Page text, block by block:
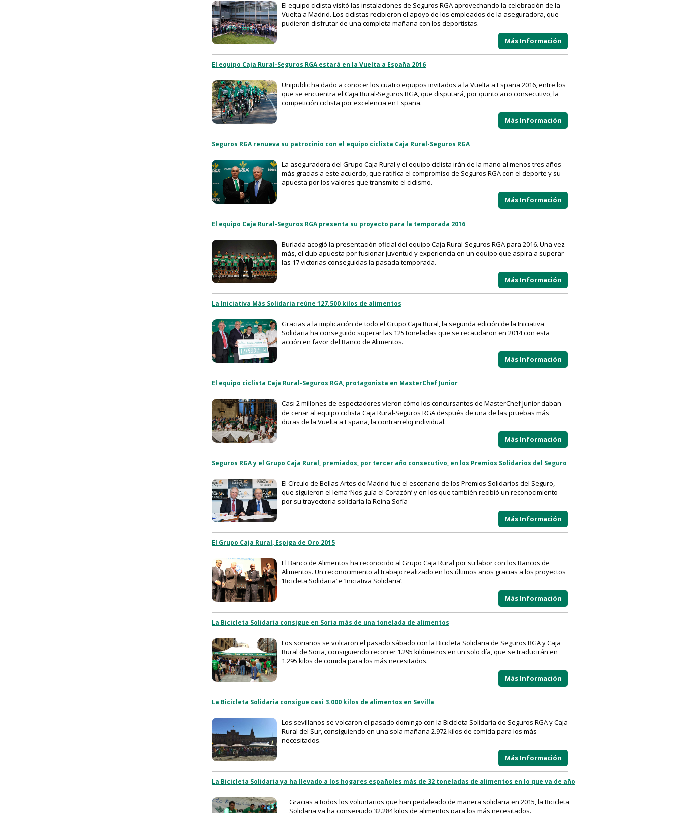
El equipo ciclista visitó las instalaciones de Seguros RGA aprovechando la celebración de la
Vuelta a Madrid. Los ciclistas recibieron el apoyo de los empleados de la aseguradora, que
pudieron disfrutar de una completa mañana con los deportistas.
Más Información
El equipo Caja Rural-Seguros RGA estará en la Vuelta a España 2016
Unipublic ha dado a conocer los cuatro equipos invitados a la Vuelta a España 2016, entre los
que se encuentra el Caja Rural-Seguros RGA, que disputará, por quinto año consecutivo, la
competición ciclista por excelencia en España.
Más Información
Seguros RGA renueva su patrocinio con el equipo ciclista Caja Rural-Seguros RGA
La aseguradora del Grupo Caja Rural y el equipo ciclista irán de la mano al menos tres años
más gracias a este acuerdo, que ratifica el compromiso de Seguros RGA con el deporte y su
apuesta por los valores que transmite el ciclismo.
Más Información
El equipo Caja Rural-Seguros RGA presenta su proyecto para la temporada 2016
Burlada acogió la presentación oficial del equipo Caja Rural-Seguros RGA para 2016. Una vez
más, el club apuesta por fusionar juventud y experiencia en un equipo que aspira a superar
las 17 victorias conseguidas la pasada temporada.
Más Información
La Iniciativa Más Solidaria reúne 127.500 kilos de alimentos
Gracias a la implicación de todo el Grupo Caja Rural, la segunda edición de la Iniciativa
Solidaria ha conseguido superar las 125 toneladas que se recaudaron en 2014 con esta
acción en favor del Banco de Alimentos.
Más Información
El equipo ciclista Caja Rural-Seguros RGA, protagonista en MasterChef Junior
Casi 2 millones de espectadores vieron cómo los concursantes de MasterChef Junior daban
de cenar al equipo ciclista Caja Rural-Seguros RGA después de una de las pruebas más
duras de la Vuelta a España, la contrarreloj individual.
Más Información
Seguros RGA y el Grupo Caja Rural, premiados, por tercer año consecutivo, en los Premios Solidarios del Seguro
El Círculo de Bellas Artes de Madrid fue el escenario de los Premios Solidarios del Seguro,
que siguieron el lema ‘Nos guía el Corazón’ y en los que también recibió un reconocimiento
por su trayectoria solidaria la Reina Sofía
Más Información
El Grupo Caja Rural, Espiga de Oro 2015
El Banco de Alimentos ha reconocido al Grupo Caja Rural por su labor con los Bancos de
Alimentos. Un reconocimiento al trabajo realizado en los últimos años gracias a los proyectos
‘Bicicleta Solidaria’ e ‘Iniciativa Solidaria’.
Más Información
La Bicicleta Solidaria consigue en Soria más de una tonelada de alimentos
Los sorianos se volcaron el pasado sábado con la Bicicleta Solidaria de Seguros RGA y Caja
Rural de Soria, consiguiendo recorrer 1.295 kilómetros en un solo día, que se traducirán en
1.295 kilos de comida para los más necesitados.
Más Información
La Bicicleta Solidaria consigue casi 3.000 kilos de alimentos en Sevilla
Los sevillanos se volcaron el pasado domingo con la Bicicleta Solidaria de Seguros RGA y Caja
Rural del Sur, consiguiendo en una sola mañana 2.972 kilos de comida para los más
necesitados.
Más Información
La Bicicleta Solidaria ya ha llevado a los hogares españoles más de 32 toneladas de alimentos en lo que va de año
Gracias a todos los voluntarios que han pedaleado de manera solidaria en 2015, la Bicicleta
Solidaria ya ha conseguido 32.284 kilos de alimentos para los más necesitados.